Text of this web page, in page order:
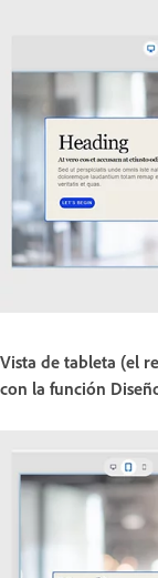
Vista de tableta (el
con la función